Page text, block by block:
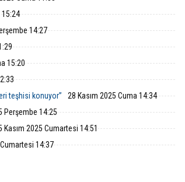
15:24
14:27
15:20
teşhisi konuyor”
28 Kasım 2025 Cuma 14:34
Perşembe 14:25
Kasım 2025 Cumartesi 14:51
14:37